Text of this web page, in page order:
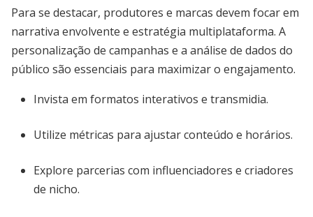
Para se destacar, produtores e marcas devem focar em
narrativa envolvente e estratégia multiplataforma. A
personalização de campanhas e a análise de dados do
público são essenciais para maximizar o engajamento.
Invista em formatos interativos e transmidia.
Utilize métricas para ajustar conteúdo e horários.
Explore parcerias com influenciadores e criadores
de nicho.